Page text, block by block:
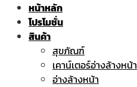
หน้าหลัก
โปรโมชั่น
สินค้า
สุขภัณฑ์
เคาน์เตอร์อ่างล้างหน้า
อ่างล้างหน้า